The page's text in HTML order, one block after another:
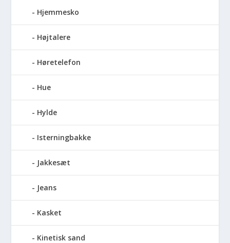
Hjemmesko
Højtalere
Høretelefon
Hue
Hylde
Isterningbakke
Jakkesæt
Jeans
Kasket
Kinetisk sand